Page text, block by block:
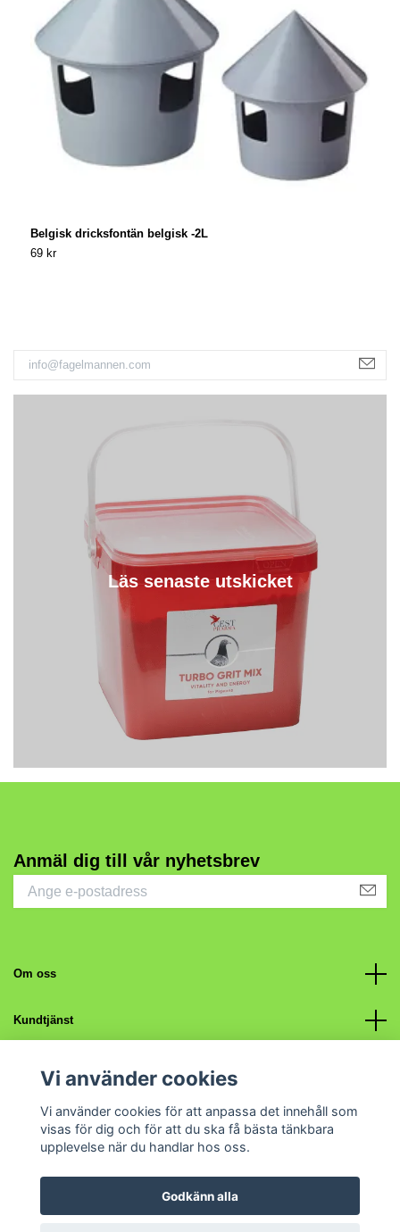
Läs senaste utskicket
Belgisk dricksfontän belgisk -2L
69 kr
Anmäl dig till vår nyhetsbrev
Om oss
Kundtjänst
Sociala medier
Vi använder cookies
Vi använder cookies för att anpassa det innehåll som
visas för dig och för att du ska få bästa tänkbara
upplevelse när du handlar hos oss.
Godkänn alla